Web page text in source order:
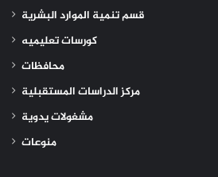
قسم تنمية الموارد البشرية
كورسات تعليميه
محافظات
مركز الدراسات المستقبلية
مشغولات يدوية
منوعات